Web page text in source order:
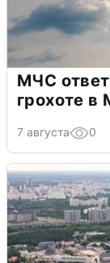
МЧС
грохоте в
7 августа 0